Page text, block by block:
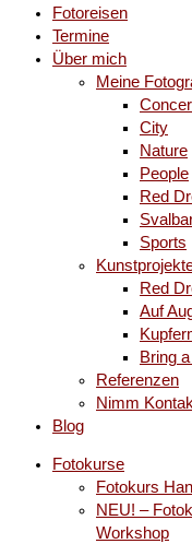
Fotoreisen
Termine
Über mich
Meine
City
Nature
People
Red
Sports
Red
Auf
Bring
Referenzen
Nimm
Blog
Fotokurse
Fotokurs
NEU! –
Workshop